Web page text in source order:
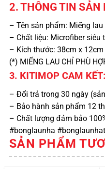
2. THÔNG TIN SẢN
– Tên sản phẩm: Miếng
– Chất liệu: Microfiber siêu
– Kích thước: 38cm x 12cm
(*) MIẾNG LAU CHỈ PHÙ
3. KITIMOP CAM KẾT:
– Đổi trả trong 30 ngày
– Bảo hành sản phẩm 12
– Chất lượng đảm bảo
#bonglaunha
SẢN PHẨM